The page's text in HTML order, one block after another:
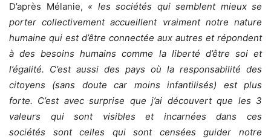
D’après Mélanie, « les sociétés qui semblent mieux se
porter collectivement accueillent vraiment notre nature
humaine qui est d’être connectée aux autres et répondent
à des besoins humains comme la liberté d’être soi et
l’égalité. C’est aussi des pays où la responsabilité des
citoyens (sans doute car moins infantilisés) est plus
forte. C’est avec surprise que j’ai découvert que les 3
valeurs qui sont visibles et incarnées dans ces
sociétés sont celles qui sont censées guider notre